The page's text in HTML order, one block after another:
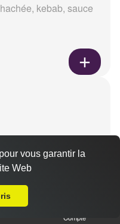
kebab, sauce
viande hachée,
Compte
vous garantir la
Web